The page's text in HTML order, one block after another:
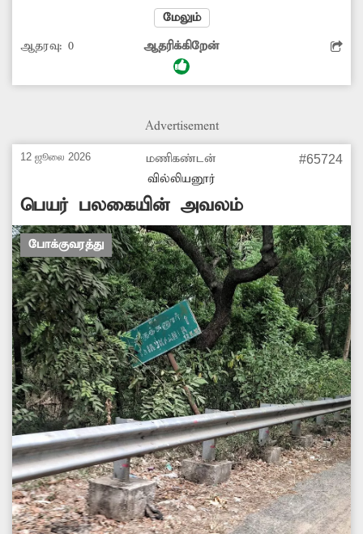
பயணிகளை ஏற்றி இறக்குகின்றனர். இதனால்
போக்குவரத்து நெரிசல் ஏற்படுவது மட்டுமின்றி
விபத்துகளும் ஏற்படும் அபாயம் உள்ளது.
இதுகுறித்து சம்பந்தப்பட்ட அதிகாரிகள் ஆய்வு
மேலும்
ஆதரவு: 0 ஆதரிக்கிறேன்
Advertisement
12 ஜூலை 2026
மணிகண்டன்
வில்லியனூர்
#65724
பெயர் பலகையின் அவலம்
போக்குவரத்து